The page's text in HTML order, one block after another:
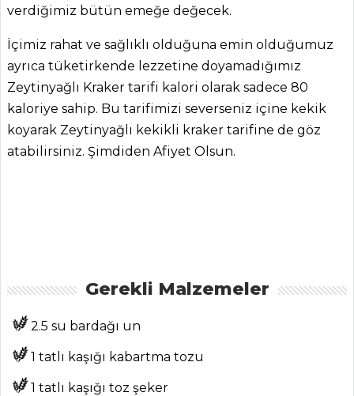
ANASAYFA
Haber
ŞEFİN TARİFLERİ
verdiğimiz bütün emeğe değecek.
İçimiz rahat ve sağlıklı olduğuna emin olduğumuz
ayrıca tüketirkende lezzetine doyamadığımız
Zeytinyağlı Kraker tarifi kalori olarak sadece 80
kaloriye sahip. Bu tarifimizi severseniz içine kekik
koyarak Zeytinyağlı kekikli kraker tarifine de göz
atabilirsiniz. Şimdiden Afiyet Olsun.
Gerekli Malzemeler
2.5 su bardağı un
1 tatlı kaşığı kabartma tozu
1 tatlı kaşığı toz şeker